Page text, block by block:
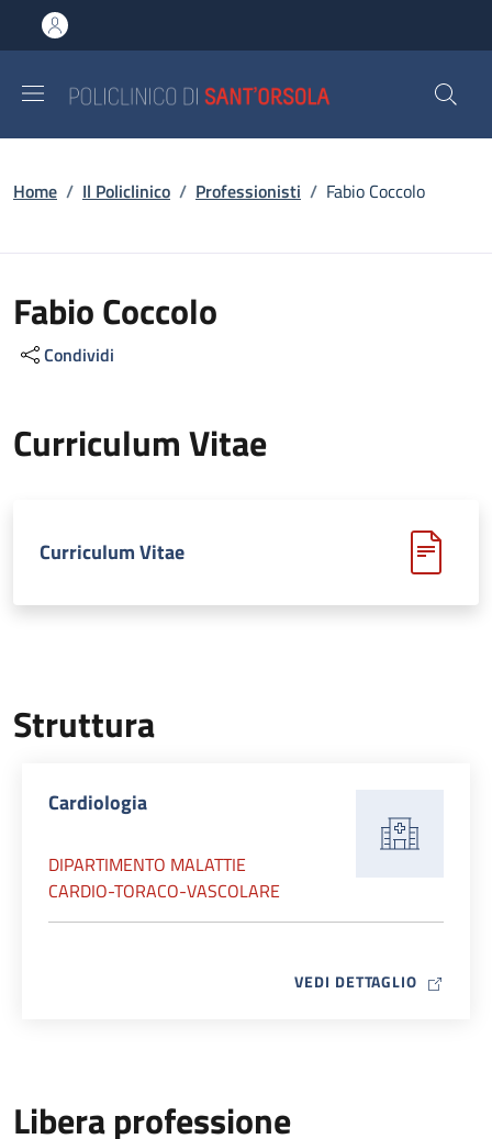
al contenuto principale
to footer content
Briciole di pane
Home / Il Policlinico / Professionisti / Fabio Coccolo
Fabio Coccolo
Condividi
Curriculum Vitae
Curriculum Vitae
Struttura
Cardiologia
DIPARTIMENTO MALATTIE
CARDIO-TORACO-VASCOLARE
VEDI DETTAGLIO MAP ICON
Libera professione